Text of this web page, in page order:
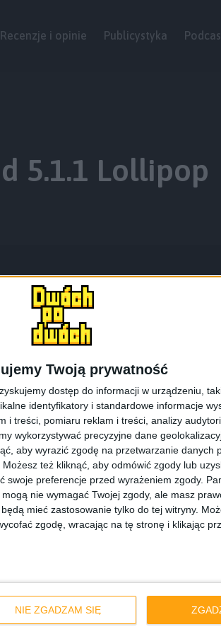
Twoją prywatność
dostęp do informacji w urządzeniu,
identyfikatory i standardowe informacje
i treści, pomiaru reklam i treści, analizy
wykorzystywać precyzyjne dane
aby wyrazić zgodę na przetwarzanie danych
też kliknąć, aby odmówić zgody lub
swoje preferencje przed wyrażeniem zgody.
nie wymagać Twojej zgody, ale masz
mieć zastosowanie tylko do tej witryny.
zgodę, wracając na tę stronę i klikając
NIE ZGADZAM SIĘ
Recenzje i opinie Publicystyka
5.1.1 Lollipop
Smartfony
Samsung
Androida 5.1.1
Brytanii i Irlandii